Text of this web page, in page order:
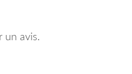
un avis.